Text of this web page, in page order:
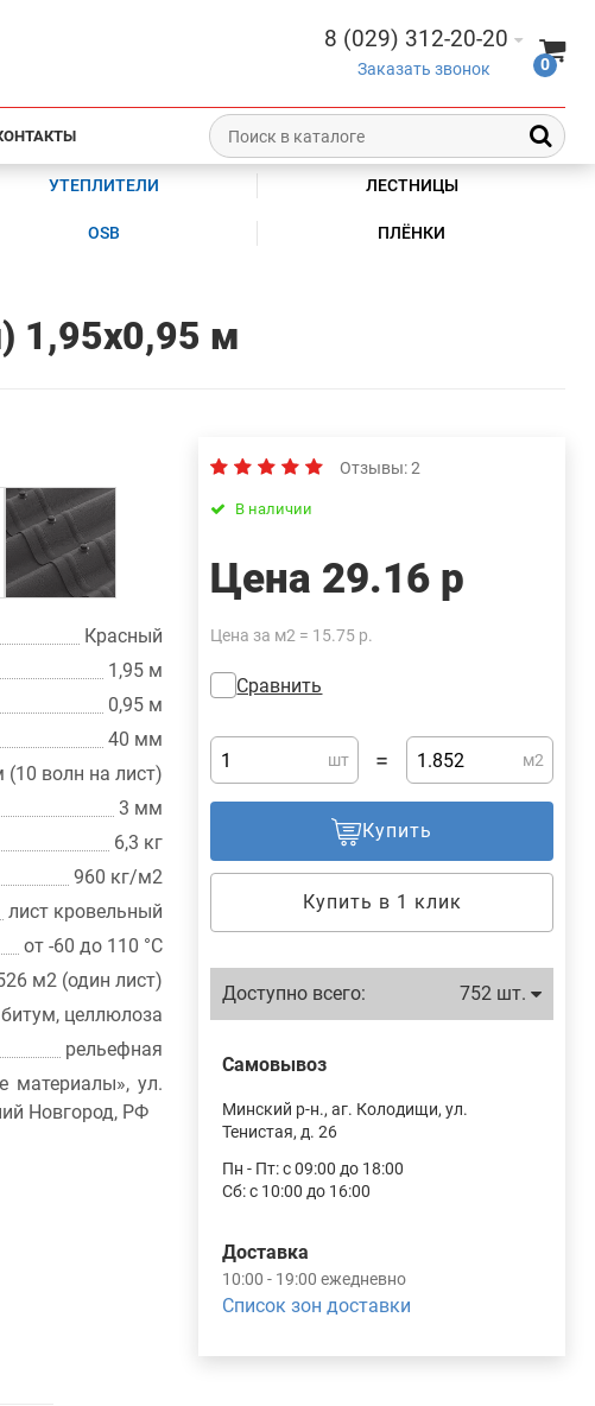
8 (029) 312-20-20
Заказать звонок 0
УТЕПЛИТЕЛИ ЛЕСТНИЦЫ
OSB ПЛЁНКИ
1,95х0,95 м
Красный
1,95 м
0,95 м
40 мм
волн на лист)
3 мм
6,3 кг
960 кг/м2
лист кровельный
от -60 до 110 °C
м2 (один лист)
битум, целлюлоза
рельефная
материалы», ул.
Новгород, РФ
Отзывы: 2
В наличии
Цена 29.16 р
Цена за м2 = 15.75 р.
Сравнить
шт = м2
Купить
Купить в 1 клик
Доступно всего: 752 шт.
Самовывоз
Минский р-н., аг. Колодищи, ул.
Тенистая, д. 26
Пн - Пт: с 09:00 до 18:00
Сб: с 10:00 до 16:00
Доставка
10:00 - 19:00 ежедневно
Список зон доставки